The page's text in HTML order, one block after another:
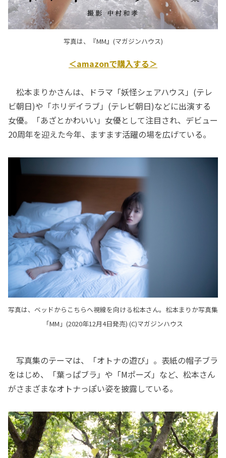
写真は、『MM』(マガジンハウス)
＜amazonで購入する＞
松本まりかさんは、ドラマ「妖怪シェアハウス」(テレ
ビ朝日)や「ホリデイラブ」(テレビ朝日)などに出演する
女優。「あざとかわいい」女優として注目され、デビュー
20周年を迎えた今年、ますます活躍の場を広げている。
写真は、ベッドからこちらへ視線を向ける松本さん。松本まりか写真集
「MM」(2020年12月4日発売) (C)マガジンハウス
写真集のテーマは、「オトナの遊び」。表紙の帽子ブラ
をはじめ、「葉っぱブラ」や「Mポーズ」など、松本さん
がさまざまなオトナっぽい姿を披露している。